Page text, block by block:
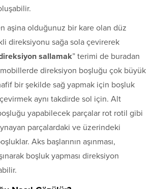
aşina olduğunuz bir kare olan düz
direksiyonu sağa sola çevirerek
sallamak” terimi de buradan
direksiyon boşluğu çok büyük
bir şekilde sağ yapmak için boşluk
aynı takdirde sol için. Alt
yapabilecek parçalar rot rotil gibi
parçalardaki ve üzerindeki
Aks başlarının aşınması,
boşluk yapması direksiyon